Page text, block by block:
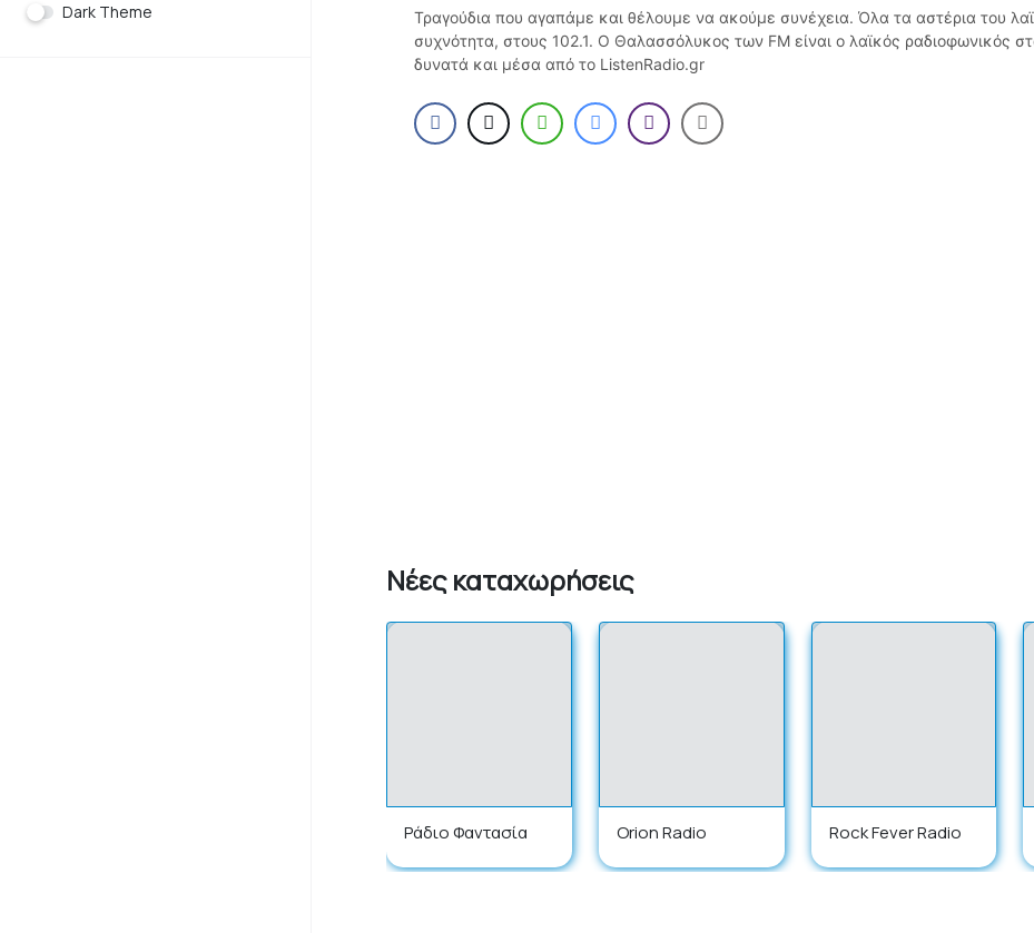
Dark Theme
Τραγούδια που αγαπάμε και θέλουμε να ακούμε συνέχεια. Όλα τα αστέρια του
συχνότητα, στους 102.1. Ο Θαλασσόλυκος των FM είναι ο λαϊκός ραδιοφωνικός
δυνατά και μέσα από το ListenRadio.gr
Νέες καταχωρήσεις
Ράδιο Φαντασία Orion Radio Rock Fever Radio